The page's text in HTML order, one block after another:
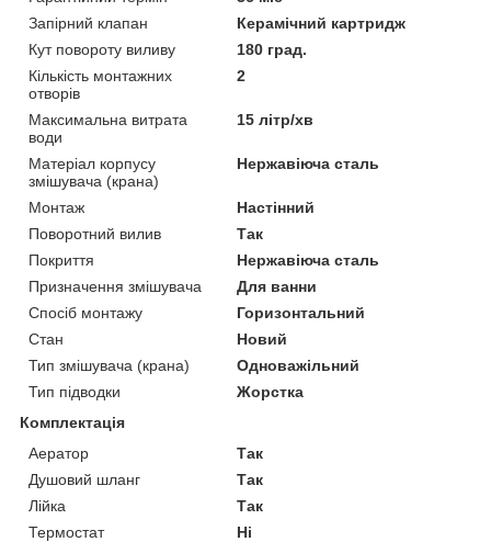
Запірний клапан
Керамічний картридж
Кут повороту виливу
180 град.
Кількість монтажних
отворів
2
Максимальна витрата
води
15 літр/хв
Матеріал корпусу
змішувача (крана)
Нержавіюча сталь
Монтаж
Настінний
Поворотний вилив
Так
Покриття
Нержавіюча сталь
Призначення змішувача
Для ванни
Спосіб монтажу
Горизонтальний
Стан
Новий
Тип змішувача (крана)
Одноважільний
Тип підводки
Жорстка
Комплектація
Аератор
Так
Душовий шланг
Так
Лійка
Так
Термостат
Ні